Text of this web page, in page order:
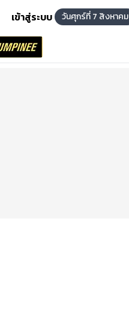
เข้าสู่ระบบ
วันศุกร์ที่ 7 สิงหาคม